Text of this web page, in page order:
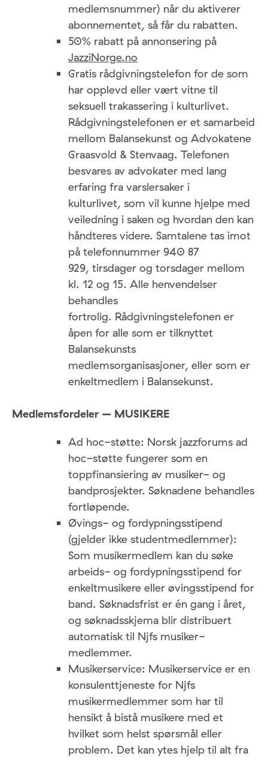
medlemsnummer) når du aktiverer
abonnementet, så får du rabatten.
50% rabatt på annonsering på
JazziNorge.no
Gratis rådgivningstelefon for de som
har opplevd eller vært vitne til
seksuell trakassering i kulturlivet.
Rådgivningstelefonen er et samarbeid
mellom Balansekunst og Advokatene
Graasvold & Stenvaag. Telefonen
besvares av advokater med lang
erfaring fra varslersaker i
kulturlivet, som vil kunne hjelpe med
veiledning i saken og hvordan den kan
håndteres videre. Samtalene tas imot
på telefonnummer 940 87
929, tirsdager og torsdager mellom
kl. 12 og 15. Alle henvendelser
behandles
fortrolig. Rådgivningstelefonen er
åpen for alle som er tilknyttet
Balansekunsts
medlemsorganisasjoner, eller som er
enkeltmedlem i Balansekunst.
Medlemsfordeler – MUSIKERE
Ad hoc-støtte: Norsk jazzforums ad
hoc-støtte fungerer som en
toppfinansiering av musiker- og
bandprosjekter. Søknadene behandles
fortløpende.
Øvings- og fordypningsstipend
(gjelder ikke studentmedlemmer):
Som musikermedlem kan du søke
arbeids- og fordypningsstipend for
enkeltmusikere eller øvingsstipend for
band. Søknadsfrist er én gang i året,
og søknadsskjema blir distribuert
automatisk til Njfs musiker­
medlemmer.
Musikerservice: Musikerservice er en
konsulenttjeneste for Njfs
musikermedlemmer som har til
hensikt å bistå musikere med et
hvilket som helst spørsmål eller
problem. Det kan ytes hjelp til alt fra